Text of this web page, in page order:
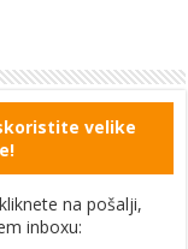
velike
na pošalji,
inboxu: